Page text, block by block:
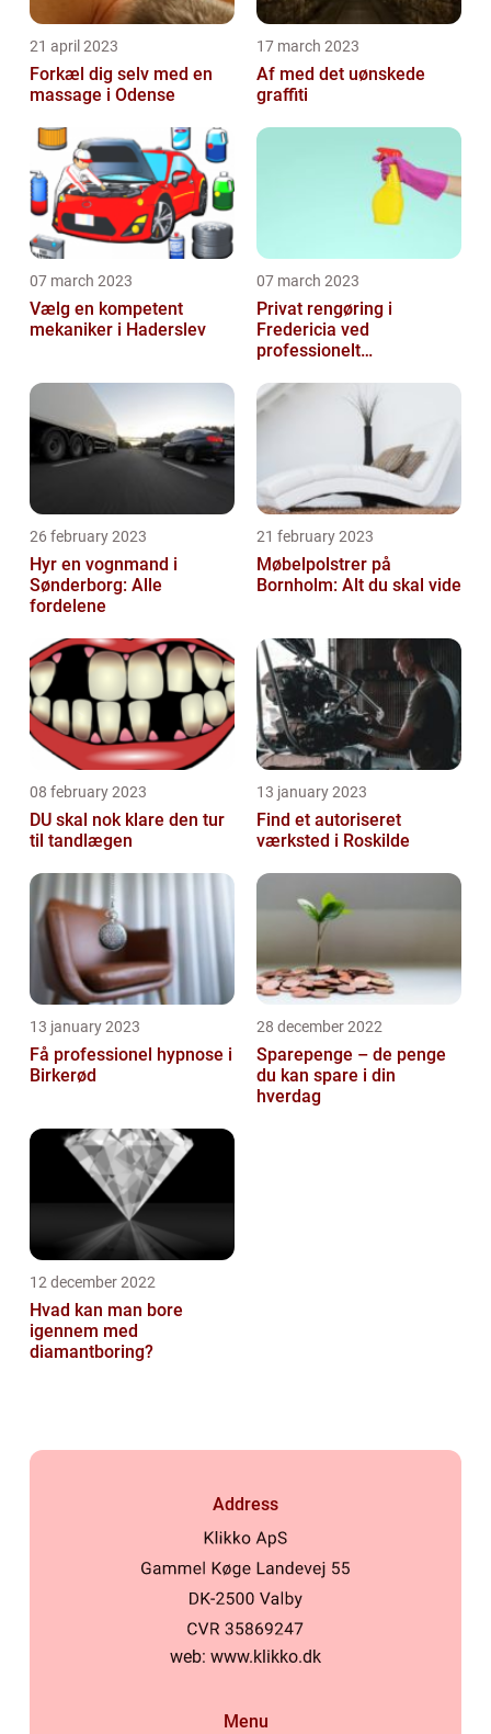
21 april 2023
Forkæl dig selv med en
massage i Odense
17 march 2023
Af med det uønskede
graffiti
07 march 2023
Vælg en kompetent
mekaniker i Haderslev
07 march 2023
Privat rengøring i
Fredericia ved
professionelt
26 february 2023
Hyr en vognmand i
Sønderborg: Alle
fordelene
21 february 2023
Møbelpolstrer på
Bornholm: Alt du skal vide
08 february 2023
DU skal nok klare den tur
til tandlægen
13 january 2023
Find et autoriseret
værksted i Roskilde
13 january 2023
Få professionel hypnose i
Birkerød
28 december 2022
Sparepenge – de penge
du kan spare i din
hverdag
12 december 2022
Hvad kan man bore
igennem med
diamantboring?
Address
web: www.klikko.dk
Menu